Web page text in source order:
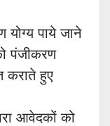
पाये जाने
पंजीकरण
कराते हुए
आवेदकों को